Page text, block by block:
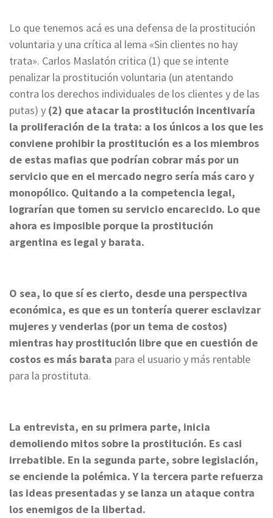
Lo que tenemos acá es una defensa de la prostitución
voluntaria y una crítica al lema «Sin clientes no hay
trata». Carlos Maslatón critica (1) que se intente
penalizar la prostitución voluntaria (un atentando
contra los derechos individuales de los clientes y de las
putas) y (2) que atacar la prostitución incentivaría
la proliferación de la trata: a los únicos a los que les
conviene prohibir la prostitución es a los miembros
de estas mafias que podrían cobrar más por un
servicio que en el mercado negro sería más caro y
monopólico. Quitando a la competencia legal,
lograrían que tomen su servicio encarecido. Lo que
ahora es imposible porque la prostitución
argentina es legal y barata.
O sea, lo que sí es cierto, desde una perspectiva
económica, es que es un tontería querer esclavizar
mujeres y venderlas (por un tema de costos)
mientras hay prostitución libre que en cuestión de
costos es más barata para el usuario y más rentable
para la prostituta.
La entrevista, en su primera parte, inicia
demoliendo mitos sobre la prostitución. Es casi
irrebatible. En la segunda parte, sobre legislación,
se enciende la polémica. Y la tercera parte refuerza
las ideas presentadas y se lanza un ataque contra
los enemigos de la libertad.